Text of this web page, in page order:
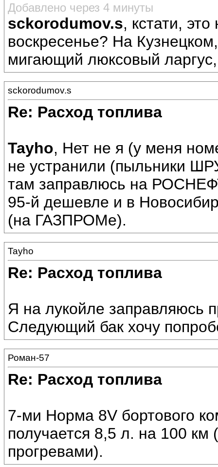
Добавлено через 4 минуты
sckorodumov.s, кстати,
воскресенье? На
мигающий люксовый ларгус,
sckorodumov.s
Re: Расход топлива
Tayho, Нет не я (у меня
не устранили (пыльники
там заправлюсь на
95-й дешевле и в
(на ГАЗПРОМе).
Tayho
Re: Расход топлива
Я на лукойле заправляюсь
Следующий бак хочу
Роман-57
Re: Расход топлива
7-ми Норма 8V бортового
получается 8,5 л. на 100
прогревами).